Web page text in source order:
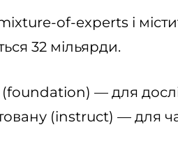
of-experts і
32 мільярди.
(foundation) — для
(instruct) — для